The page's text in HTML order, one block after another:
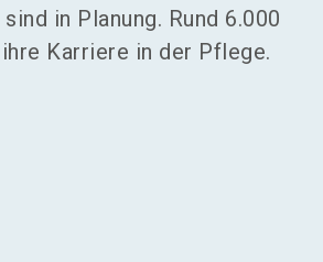
in Planung. Rund 6.000
Karriere in der Pflege.